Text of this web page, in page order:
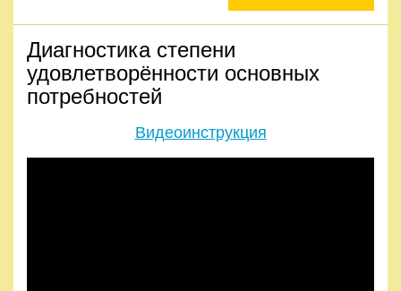
Диагностика степени
удовлетворённости основных
потребностей
Видеоинструкция